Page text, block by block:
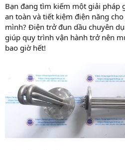
Bạn đang tìm kiếm một giải pháp
an toàn và tiết kiệm điện năng
mình? Điện trở đun dầu chuyên
giúp quy trình vận hành trở nên
bao giờ hết!